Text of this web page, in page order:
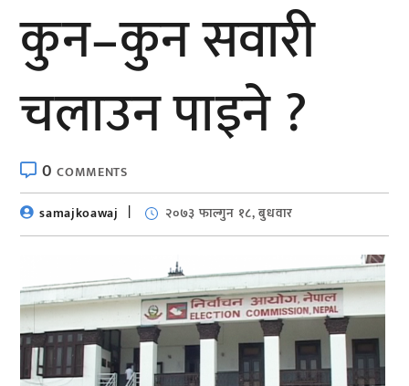
कुन–कुन सवारी
चलाउन पाइने ?
0COMMENTS
samajkoawaj
२०७३ फाल्गुन १८, बुधवार